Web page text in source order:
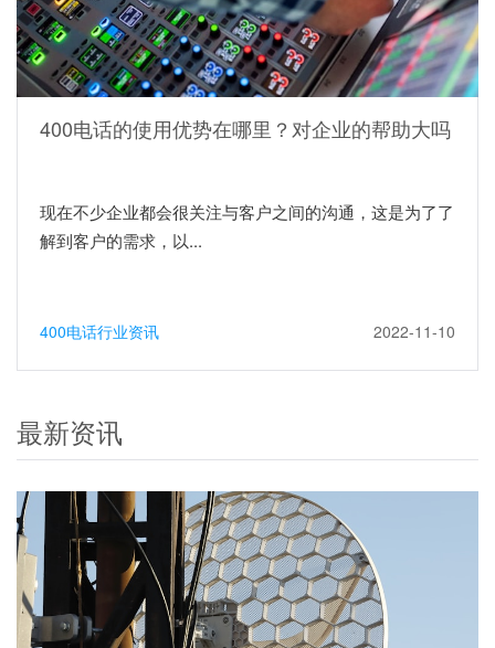
400电话的使用优势在哪里？对企业的帮助大吗
现在不少企业都会很关注与客户之间的沟通，这是为了了
解到客户的需求，以...
400电话行业资讯 2022-11-10
最新资讯